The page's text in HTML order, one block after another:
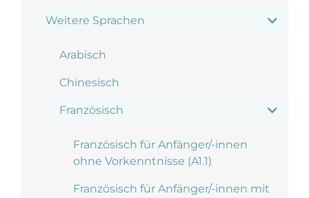
Weitere Sprachen
Arabisch
Chinesisch
Französisch
Französisch für Anfänger/-innen
ohne Vorkenntnisse (A1.1)
Französisch für Anfänger/-innen mit